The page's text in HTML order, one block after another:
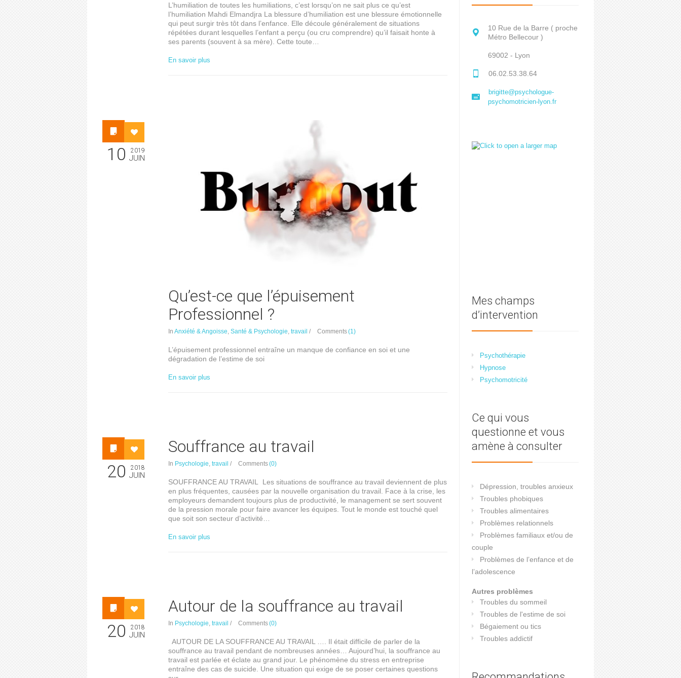
L’humiliation de toutes les humiliations, c’est lorsqu’on ne sait plus ce qu’est
l’humiliation Mahdi Elmandjra La blessure d’humiliation est une blessure émotionnelle
qui peut surgir très tôt dans l’enfance. Elle découle généralement de situations
répétées durant lesquelles l’enfant a perçu (ou cru comprendre) qu’il faisait honte à
ses parents (souvent à sa mère). Cette toute…
En savoir plus
10 2019
JUIN
Qu’est-ce que l’épuisement
Professionnel ?
In Anxiété & Angoisse, Santé & Psychologie, travail / Comments(1)
L’épuisement professionnel entraîne un manque de confiance en soi et une
dégradation de l’estime de soi
En savoir plus
20 2018
JUIN
Souffrance au travail
In Psychologie, travail / Comments(0)
SOUFFRANCE AU TRAVAIL Les situations de souffrance au travail deviennent de plus
en plus fréquentes, causées par la nouvelle organisation du travail. Face à la crise, les
employeurs demandent toujours plus de productivité, le management se sert souvent
de la pression morale pour faire avancer les équipes. Tout le monde est touché quel
que soit son secteur d’activité…
En savoir plus
20 2018
JUIN
Autour de la souffrance au travail
In Psychologie, travail / Comments(0)
AUTOUR DE LA SOUFFRANCE AU TRAVAIL …. Il était difficile de parler de la
souffrance au travail pendant de nombreuses années… Aujourd’hui, la souffrance au
travail est parlée et éclate au grand jour. Le phénomène du stress en entreprise
entraîne des cas de suicide. Une situation qui exige de se poser certaines questions
10 Rue de la Barre ( proche
Métro Bellecour )
69002 - Lyon
06.02.53.38.64
brigitte@psychologue-
psychomotricien-lyon.fr
Mes champs
d’intervention
Psychothérapie
Hypnose
Psychomotricité
Ce qui vous
questionne et vous
amène à consulter
Dépression, troubles anxieux
Troubles phobiques
Troubles alimentaires
Problèmes relationnels
Problèmes familiaux et/ou de
couple
Problèmes de l’enfance et de
l’adolescence
Autres problèmes
Troubles du sommeil
Troubles de l'estime de soi
Bégaiement ou tics
Troubles addictif